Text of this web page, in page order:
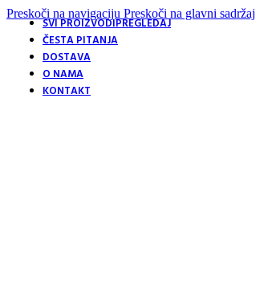
Preskoči na navigaciju Preskoči na glavni sadržaj
SVI PROIZVODIPREGLEDAJ
ČESTA PITANJA
DOSTAVA
O NAMA
KONTAKT